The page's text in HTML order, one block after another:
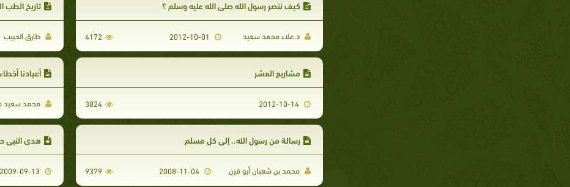
كيف ننصر رسول الله صلى الله عليه وسلم ؟
د.علاء محمد سعيد 4172
تاريخ الطب
طارق الحبيب
مشاريع العشر
2012-10-14
3824
أعيادنا
محمد سعيد
رسالة من رسول الله.. إلى كل مسلم
محمد بن شعبان أبو قرن 9379
هدي النبي
2009-09-13